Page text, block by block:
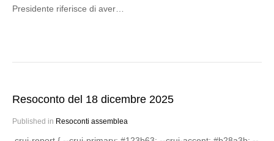
Presidente riferisce di aver…
Resoconto del 18 dicembre 2025
Published in Resoconti assemblea